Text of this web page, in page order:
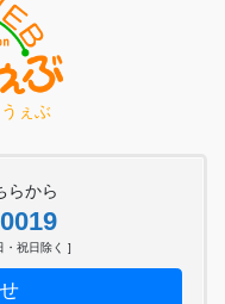
ぇぶ
らから
祝日除く ]